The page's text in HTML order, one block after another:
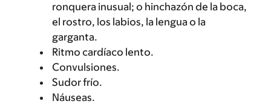
ronquera inusual; o hinchazón de la boca,
el rostro, los labios, la lengua o la
garganta.
Ritmo cardíaco lento.
Convulsiones.
Sudor frío.
Náuseas.